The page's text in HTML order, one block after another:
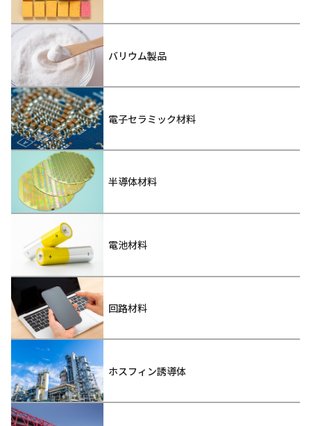
バリウム製品
電子セラミック材料
半導体材料
電池材料
回路材料
ホスフィン誘導体